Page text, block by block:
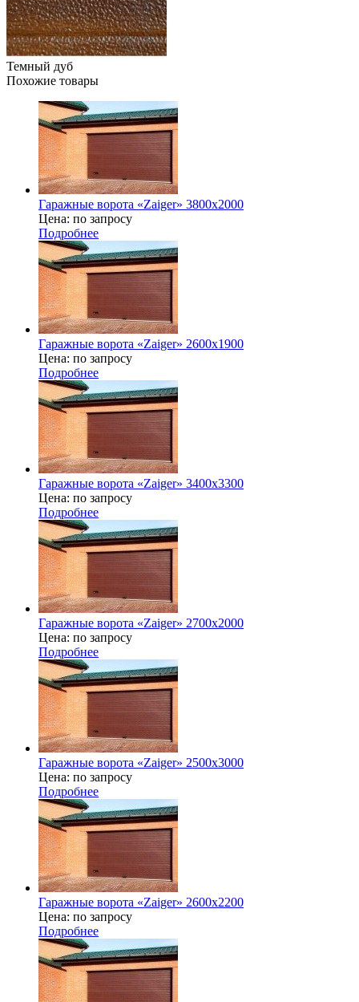
Темный дуб
Похожие товары
Гаражные ворота «Zaiger» 3800х2000
Цена: по запросу
Подробнее
Гаражные ворота «Zaiger» 2600х1900
Цена: по запросу
Подробнее
Гаражные ворота «Zaiger» 3400x3300
Цена: по запросу
Подробнее
Гаражные ворота «Zaiger» 2700х2000
Цена: по запросу
Подробнее
Гаражные ворота «Zaiger» 2500x3000
Цена: по запросу
Подробнее
Гаражные ворота «Zaiger» 2600х2200
Цена: по запросу
Подробнее